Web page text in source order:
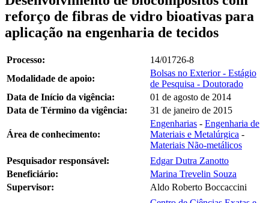
reforço de fibras de vidro bioativas para
aplicação na engenharia de tecidos
Processo:
14/01726-8
Modalidade de apoio:
Bolsas no Exterior - Estágio
de Pesquisa - Doutorado
Data de Início da vigência:
01 de agosto de 2014
Data de Término da vigência:
31 de janeiro de 2015
Área de conhecimento:
Engenharias - Engenharia de
Materiais e Metalúrgica -
Materiais Não-metálicos
Pesquisador responsável:
Edgar Dutra Zanotto
Beneficiário:
Marina Trevelin Souza
Supervisor:
Aldo Roberto Boccaccini